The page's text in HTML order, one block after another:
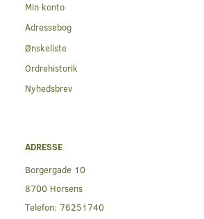
Min konto
Adressebog
Ønskeliste
Ordrehistorik
Nyhedsbrev
ADRESSE
Borgergade 10
8700 Horsens
Telefon: 76251740